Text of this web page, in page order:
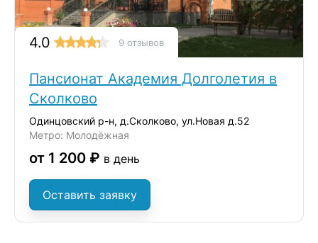
4.0 9 отзывов
Пансионат Академия Долголетия в
Сколково
Одинцовский р-н, д.Сколково, ул.Новая д.52
Метро: Молодёжная
от 1 200 ₽ в день
Оставить заявку